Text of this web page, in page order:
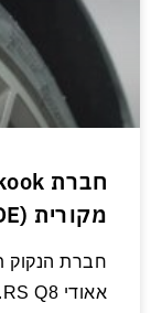
מקורית (OE) עבור אאודי RS Q8